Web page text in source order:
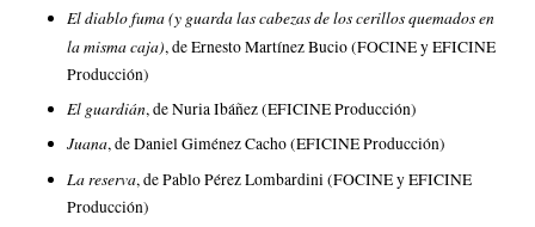
El diablo fuma (y guarda las cabezas de los cerillos quemados en
la misma caja), de Ernesto Martínez Bucio (FOCINE y EFICINE
Producción)
El guardián, de Nuria Ibáñez (EFICINE Producción)
Juana, de Daniel Giménez Cacho (EFICINE Producción)
La reserva, de Pablo Pérez Lombardini (FOCINE y EFICINE
Producción)